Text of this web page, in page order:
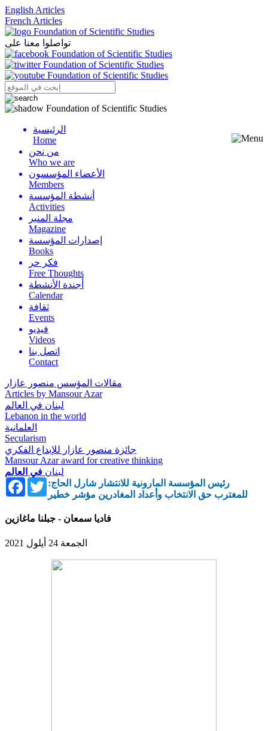
English Articles
French Articles
تواصلوا معنا على
Menu
الرئيسية
Home
من نحن
Who we are
الأعضاء المؤسسون
Members
أنشطة المؤسسة
Activities
مجلة المنبر
Magazine
إصدارات المؤسسة
Books
فكر حر
Free Thoughts
أجندة الأنشطة
Calendar
ثقافة
Events
فيديو
Videos
اتصل بنا
Contact
مقالات المؤسس منصور عازار
Articles by Mansour Azar
لبنان في العالم
Lebanon in the world
العلمانية
Secularism
جائزة منصور عازار للإبداع الفكري
Mansour Azar award for creative thinking
لبنان في العالم
Facebook
Twitter
رئيس المؤسسة المارونية للانتشار شارل الحاج:
للمغترب حق الانتخاب وأعداد المغادرين مؤشر خطير
فاديا سمعان - جبلنا ماغازين
الجمعة 24 أيلول 2021